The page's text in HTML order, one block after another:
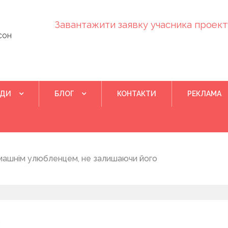
Завантажити заявку учасника
БЛОГ КОНТАКТИ РЕКЛАМА
улюбленцем, не залишаючи його